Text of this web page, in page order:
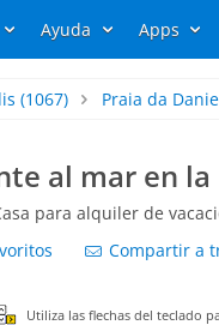
Ayuda Apps
(1067) Praia da
al mar en
para alquiler de
Compartir a
Utiliza las flechas del teclado